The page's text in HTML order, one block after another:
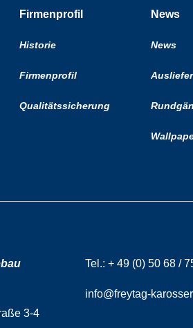
Firmenprofil
Historie
Firmenprofil
Qualitätssicherung
News
News
3-4
Tel.: + 49 (0) 50 68 /
info@freytag-